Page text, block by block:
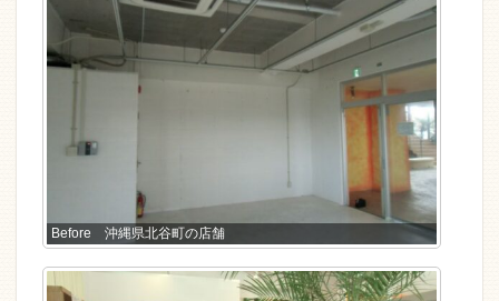
Before 沖縄県北谷町の店舗